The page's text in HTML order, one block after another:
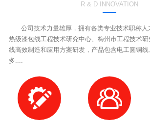
R & D INNOVATION
公司技术力量雄厚，拥有各类专业技术职称
热级漆包线工程技术研究中心、梅州市工程技术
线高效制造和应用方案研发，产品包含电工圆铜线
多....